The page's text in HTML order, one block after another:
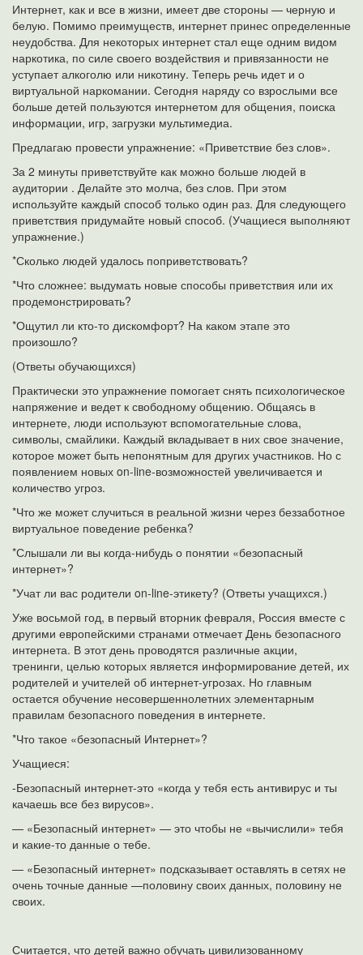
Интернет, как и все в жизни, имеет две стороны — черную и
белую. Помимо преимуществ, интернет принес определенные
неудобства. Для некоторых интернет стал еще одним видом
наркотика, по силе своего воздействия и привязанности не
уступает алкоголю или никотину. Теперь речь идет и о
виртуальной наркомании. Сегодня наряду со взрослыми все
больше детей пользуются интернетом для общения, поиска
информации, игр, загрузки мультимедиа.
Предлагаю провести упражнение: «Приветствие без слов».
За 2 минуты приветствуйте как можно больше людей в
аудитории . Делайте это молча, без слов. При этом
используйте каждый способ только один раз. Для следующего
приветствия придумайте новый способ. (Учащиеся выполняют
упражнение.)
*Сколько людей удалось поприветствовать?
*Что сложнее: выдумать новые способы приветствия или их
продемонстрировать?
*Ощутил ли кто-то дискомфорт? На каком этапе это
произошло?
(Ответы обучающихся)
Практически это упражнение помогает снять психологическое
напряжение и ведет к свободному общению. Общаясь в
интернете, люди используют вспомогательные слова,
символы, смайлики. Каждый вкладывает в них свое значение,
которое может быть непонятным для других участников. Но с
появлением новых on-line-возможностей увеличивается и
количество угроз.
*Что же может случиться в реальной жизни через беззаботное
виртуальное поведение ребенка?
*Слышали ли вы когда-нибудь о понятии «безопасный
интернет»?
*Учат ли вас родители on-line-этикету? (Ответы учащихся.)
Уже восьмой год, в первый вторник февраля, Россия вместе с
другими европейскими странами отмечает День безопасного
интернета. В этот день проводятся различные акции,
тренинги, целью которых является информирование детей, их
родителей и учителей об интернет-угрозах. Но главным
остается обучение несовершеннолетних элементарным
правилам безопасного поведения в интернете.
*Что такое «безопасный Интернет»?
Учащиеся:
-Безопасный интернет-это «когда у тебя есть антивирус и ты
качаешь все без вирусов».
— «Безопасный интернет» — это чтобы не «вычислили» тебя
и какие-то данные о тебе.
— «Безопасный интернет» подсказывает оставлять в сетях не
очень точные данные —половину своих данных, половину не
своих.
Считается, что детей важно обучать цивилизованному